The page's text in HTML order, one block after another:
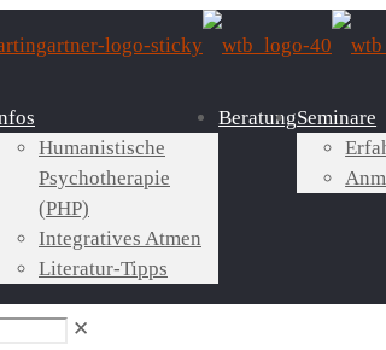
Humanistische
Psychotherapie
(PHP)
Integratives Atmen
Literatur-Tipps
BeratungSeminare
✕